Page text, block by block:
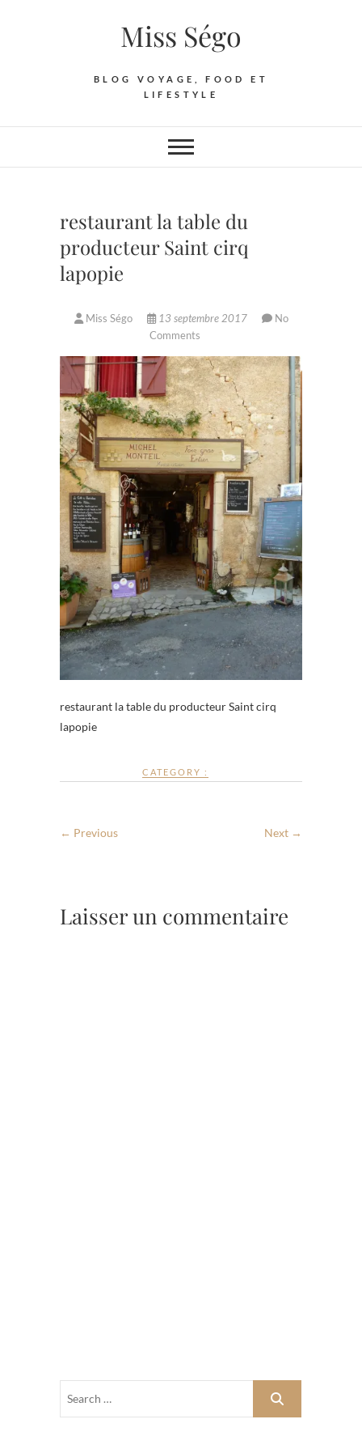
Miss Ségo
BLOG VOYAGE, FOOD ET
LIFESTYLE
restaurant la table du
producteur Saint cirq
lapopie
Miss Ségo 13 septembre 2017
No
Comments
restaurant la table du producteur Saint cirq
lapopie
CATEGORY :
← Previous Next →
Laisser un commentaire